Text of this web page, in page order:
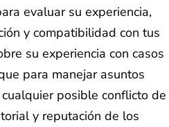
evaluar su experiencia,
y compatibilidad con tus
su experiencia con casos
para manejar asuntos
posible conflicto de
y reputación de los